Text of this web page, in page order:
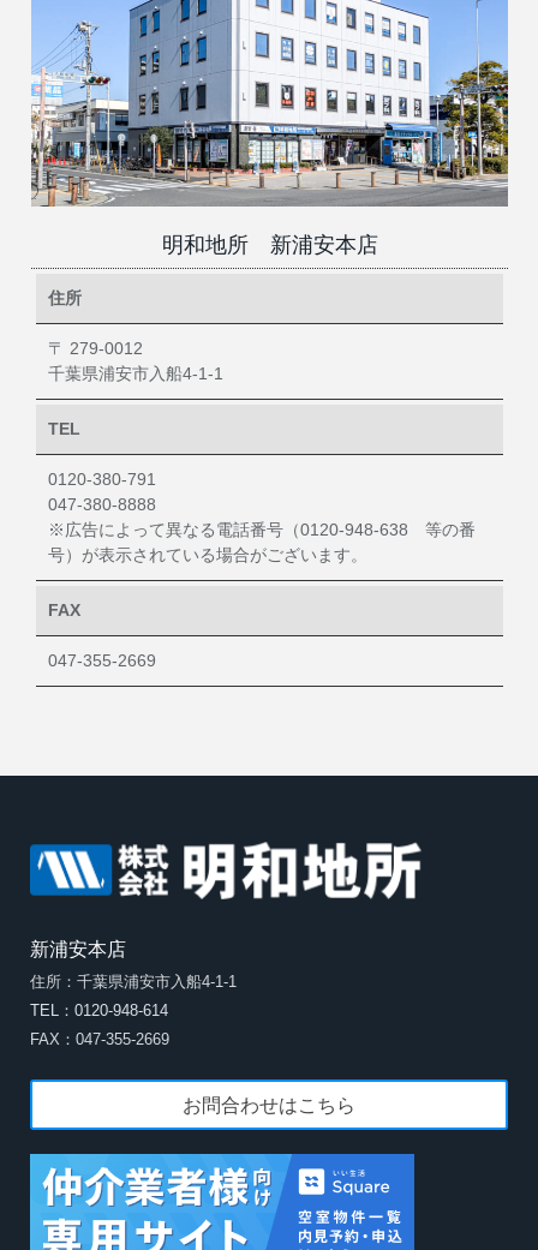
明和地所 新浦安本店
住所
〒 279-0012
千葉県浦安市入船4-1-1
TEL
0120-380-791
047-380-8888
※広告によって異なる電話番号（0120-948-638 等の番
号）が表示されている場合がございます。
FAX
047-355-2669
新浦安本店
住所：千葉県浦安市入船4-1-1
TEL：0120-948-614
FAX：047-355-2669
お問合わせはこちら